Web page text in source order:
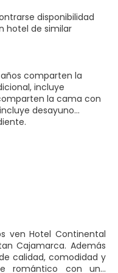
disponibilidad
hotel de similar
comparten la
incluye
la cama con
desayuno
ven Hotel Continental
Cajamarca. Además
calidad, comodidad y
romántico con una